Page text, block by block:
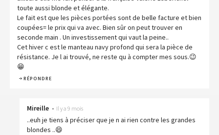
toute aussi blonde et élégante.
Le fait est que les pièces portées sont de belle facture et bien
coupées= le prix qui va avec. Bien sûr on peut trouver en
seconde main . Un investissement qui vaut la peine..
Cet hiver c est le manteau navy profond qui sera la pièce de
résistance. Je l ai trouvé, ne reste qu à compter mes sous.😉
😁
RÉPONDRE
Mireille • Il y a 9 mois
..euh je tiens à préciser que je n ai rien contre les grandes
blondes ..😄